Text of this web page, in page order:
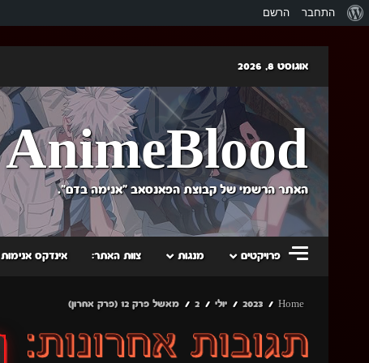
אודות
התחבר הרשם
content
אוגוסט 8, 2026
AnimeBlood
האתר הרשמי של קבוצת הפאנסאב "אנימה בדם".
פרויקטים מנגות צוות האתר: אינדקס אנימות
Home
2023 יולי 2 מאשל פרק 12 (פרק אחרון)